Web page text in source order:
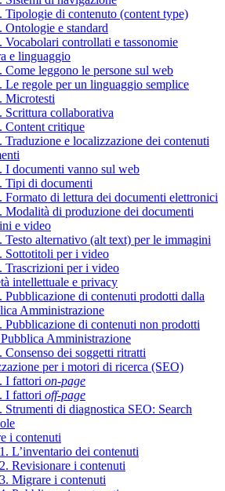
Tipologie di contenuto (content type)
Ontologie e standard
Vocabolari controllati e tassonomie
e linguaggio
Come leggono le persone sul web
Le regole per un linguaggio semplice
Microtesti
Scrittura collaborativa
Content critique
Traduzione e localizzazione dei contenuti
I documenti vanno sul web
Tipi di documenti
Formato di lettura dei documenti elettronici
Modalità di produzione dei documenti
e video
Testo alternativo (alt text) per le immagini
Sottotitoli per i video
Trascrizioni per i video
intellettuale e privacy
Pubblicazione di contenuti prodotti dalla
Amministrazione
Pubblicazione di contenuti non prodotti
Amministrazione
Consenso dei soggetti ritratti
per i motori di ricerca (SEO)
I fattori on-page
I fattori off-page
Strumenti di diagnostica SEO: Search
i contenuti
L’inventario dei contenuti
Revisionare i contenuti
Migrare i contenuti